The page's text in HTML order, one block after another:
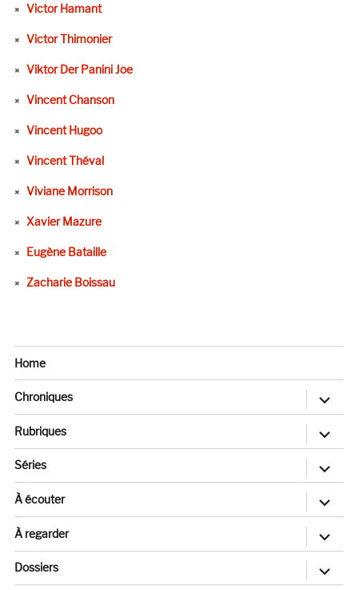
Victor Hamant
Victor Thimonier
Viktor Der Panini Joe
Vincent Chanson
Vincent Hugoo
Vincent Théval
Viviane Morrison
Xavier Mazure
Eugène Bataille
Zacharie Boissau
Home
Chroniques
ouvrir
sous-
menu
Rubriques
ouvrir
sous-
menu
Séries
ouvrir
sous-
menu
À écouter
ouvrir
sous-
menu
À regarder
ouvrir
sous-
menu
Dossiers
ouvrir